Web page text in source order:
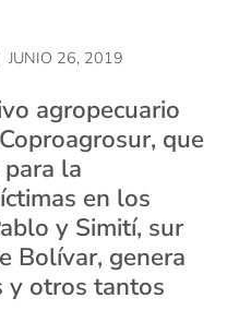
JUNIO 26, 2019
agropecuario
que
la
en los
y Simití, sur
Bolívar, genera
y otros tantos